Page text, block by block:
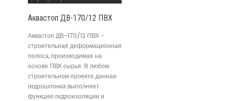
Аквастоп ДВ-170/12 ПВХ
Аквастоп ДВ-170/12 ПВХ -
строительная деформационная
полоса, производимая на
основе ПВХ сырья. В любом
строительном проекте данная
гидрошпонка выполняет
функцию гидроизоляции и